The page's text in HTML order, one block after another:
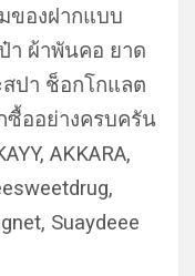
ของฝากแบบ
า ผ้าพันคอ ยาด
ปา ช็อกโกแลต
ซื้ออย่างครบครัน
AKKARA,
Suaydeee